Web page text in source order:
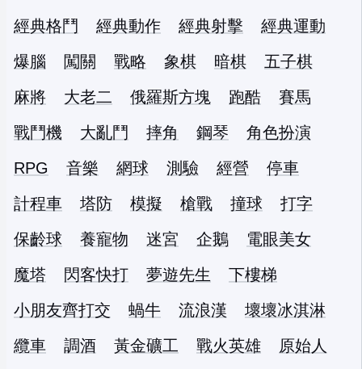
經典格鬥
經典動作 經典射擊
經典運動
爆腦
闖關 戰略 象棋 暗棋
五子棋
麻將
大老二 俄羅斯方塊 跑酷
賽馬
戰鬥機
大亂鬥 摔角 鋼琴
角色扮演
RPG
音樂 網球 測驗 經營
停車
計程車
塔防 模擬 槍戰 撞球
打字
保齡球
養寵物 迷宮 企鵝
電眼美女
魔塔
閃客快打 夢遊先生
下樓梯
小朋友齊打交
蝸牛 流浪漢
壞壞冰淇淋
纜車
調酒 黃金礦工 戰火英雄 原始人